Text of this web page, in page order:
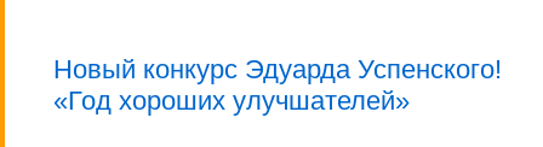
Новый конкурс Эдуарда Успенского!
«Год хороших улучшателей»